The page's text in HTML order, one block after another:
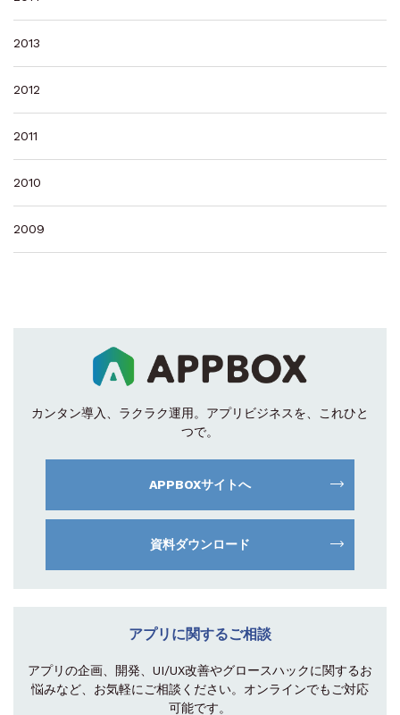
2013
2012
2011
2010
2009
カンタン導入、ラクラク運用。 アプリビジネスを、これひと
つで。
APPBOXサイトへ
資料ダウンロード
アプリに関するご相談
アプリの企画、開発、UI/UX改善やグロースハックに関するお
悩みなど、お気軽にご相談 ください。オンラインでもご対応
可能です。